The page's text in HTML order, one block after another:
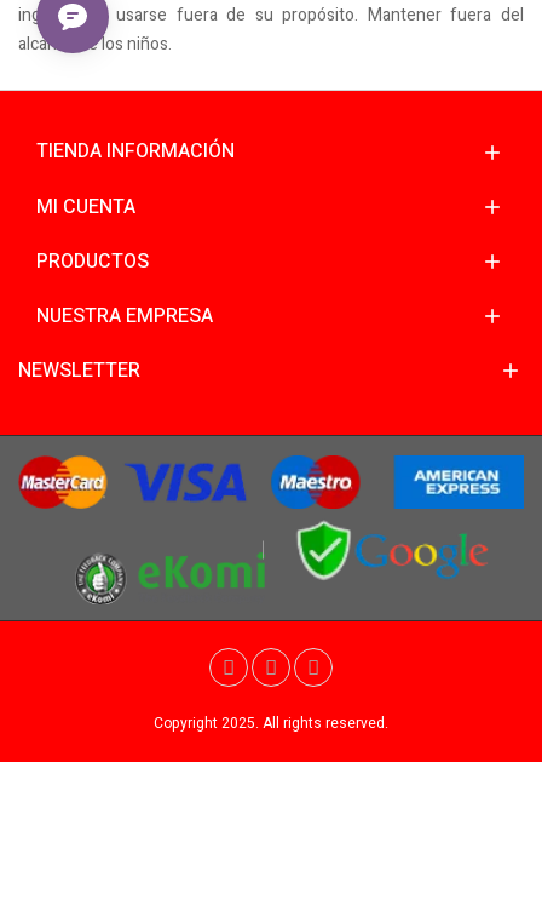
ingerirse ni usarse fuera de su propósito. Mantener fuera del
alcance de los niños.
TIENDA INFORMACIÓN
MI CUENTA
PRODUCTOS
NUESTRA EMPRESA
NEWSLETTER
Copyright 2025. All rights reserved.